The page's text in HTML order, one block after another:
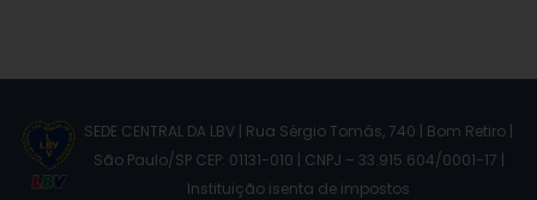
SEDE CENTRAL DA LBV | Rua Sérgio Tomás, 740 | Bom Retiro |
São Paulo/SP CEP: 01131-010 | CNPJ – 33.915.604/0001-17 |
Instituição isenta de impostos